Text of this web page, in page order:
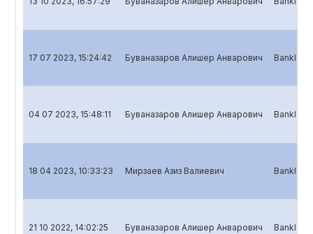
17 07 2023, 15:24:42 Буваназаров Алишер Анварович Banklar
04 07 2023, 15:48:11 Буваназаров Алишер Анварович Banklar
18 04 2023, 10:33:23 Мирзаев Азиз Валиевич Banklar
21 10 2022, 14:02:25 Буваназаров Алишер Анварович Banklar